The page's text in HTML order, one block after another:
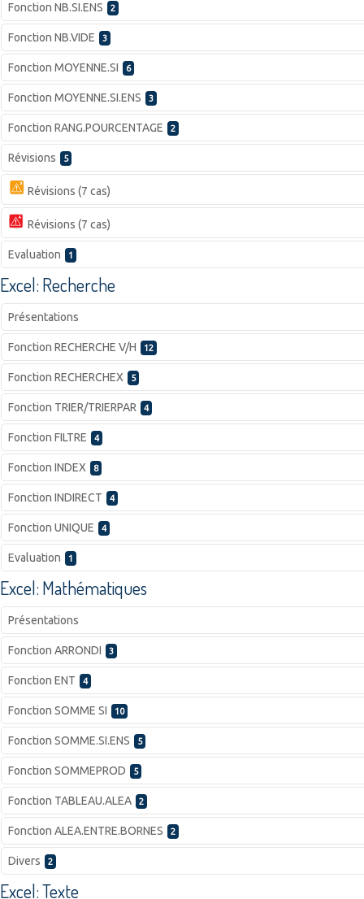
Fonction NB.SI.ENS 2
Fonction NB.VIDE 3
Fonction MOYENNE.SI 6
Fonction MOYENNE.SI.ENS 3
Fonction RANG.POURCENTAGE 2
Révisions 5
Révisions (7 cas)
Révisions (7 cas)
Evaluation 1
Excel: Recherche
Présentations
Fonction RECHERCHE V/H 12
Fonction RECHERCHEX 5
Fonction TRIER/TRIERPAR 4
Fonction FILTRE 4
Fonction INDEX 8
Fonction INDIRECT 4
Fonction UNIQUE 4
Evaluation 1
Excel: Mathématiques
Présentations
Fonction ARRONDI 3
Fonction ENT 4
Fonction SOMME SI 10
Fonction SOMME.SI.ENS 5
Fonction SOMMEPROD 5
Fonction TABLEAU.ALEA 2
Fonction ALEA.ENTRE.BORNES 2
Divers 2
Excel: Texte